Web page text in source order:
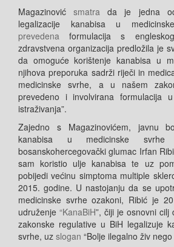
Magazinović
smatra da je jedna
legalizacije kanabisa u
prevedena formulacija s
zdravstvena organizacija predložila je
da omoguće korištenje kanabisa u
njihova preporuka sadrži riječi in
medicinske svrhe, a u našem
prevedeno i involvirana formulacija
istraživanja”.
Zajedno s Magazinovićem, javnu
kanabisa u medicinske
bosanskohercegovački glumac Irfan
sam koristio ulje kanabisa te uz
pobijedi većinu simptoma multiple
2015. godine. U nastojanju da se
medicinske svrhe ozakoni, Ribić je
udruženje “KanaBiH”, čiji je osnovni
zakonske regulative u BiH legalizuje
svrhe, uz slogan “Bolje ilegalno živ